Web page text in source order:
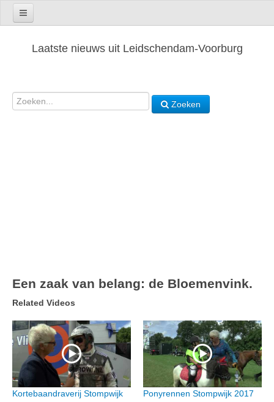
Laatste nieuws uit Leidschendam-Voorburg
Zoeken
Een zaak van belang: de Bloemenvink.
Related Videos
Kortebaandraverij Stompwijk
Ponyrennen Stompwijk 2017